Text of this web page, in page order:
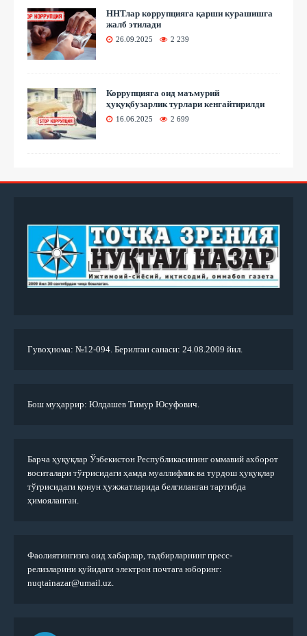
ННТлар коррупцияга қарши курашишга
жалб этилади
26.09.2025 2 239
Коррупцияга оид маъмурий
ҳуқуқбузарлик турлари кенгайтирилди
16.06.2025 2 699
Гувоҳнома: №12-094. Берилган санаси: 24.08.2009 йил.
Бош муҳаррир: Юлдашев Тимур Юсуфович.
Барча ҳуқуқлар Ўзбекистон Республикасининг оммавий ахборот
воситалари тўғрисидаги ҳамда муаллифлик ва турдош ҳуқуқлар
тўғрисидаги қонун ҳужжатларида белгиланган тартибда
ҳимояланган.
Фаолиятингизга оид хабарлар, тадбирларнинг пресс-
релизларини қуйидаги электрон почтага юборинг:
nuqtainazar@umail.uz.